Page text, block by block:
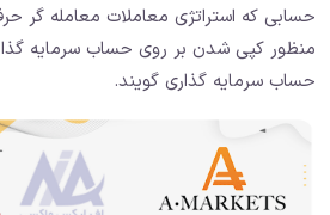
حسابی که استراتژی معاملات معامله گر
منظور کپی شدن بر روی حساب سرمایه
حساب سرمایه گذاری گویند.